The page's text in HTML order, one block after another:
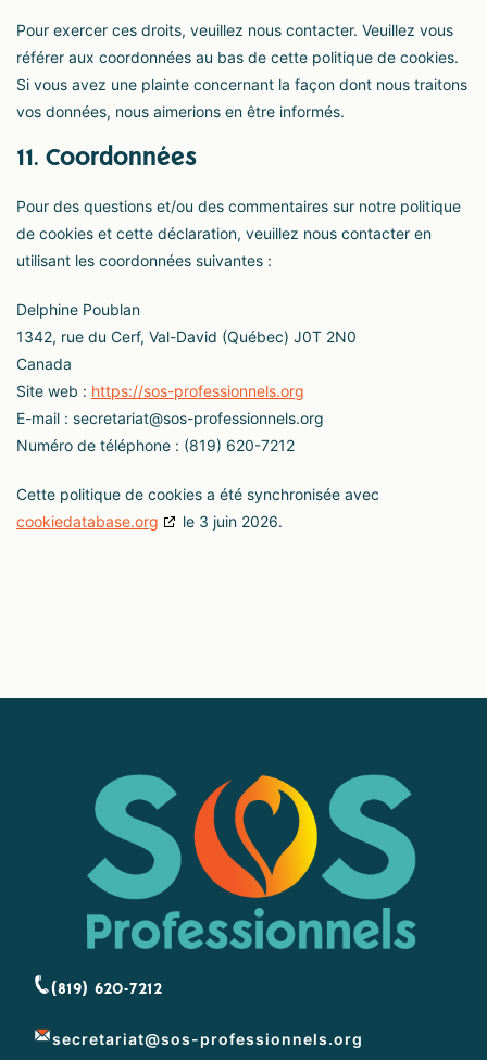
Pour exercer ces droits, veuillez nous contacter. Veuillez vous
référer aux coordonnées au bas de cette politique de cookies.
Si vous avez une plainte concernant la façon dont nous traitons
vos données, nous aimerions en être informés.
11. Coordonnées
Pour des questions et/ou des commentaires sur notre politique
de cookies et cette déclaration, veuillez nous contacter en
utilisant les coordonnées suivantes :
Delphine Poublan
1342, rue du Cerf, Val-David (Québec) J0T 2N0
Canada
Site web : https://sos-professionnels.org
E-mail : secretariat@sos-professionnels.org
Numéro de téléphone : (819) 620-7212
Cette politique de cookies a été synchronisée avec
cookiedatabase.org
le 3 juin 2026.
(819) 620-7212
secretariat@sos-professionnels.org